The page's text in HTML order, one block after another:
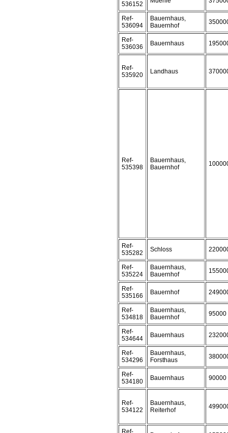
536152
Ref-
536094
Bauernhaus,
Bauernhof
Ref-
536036
Bauernhaus
Ref-
535920
Landhaus
Ref-
535398
Bauernhaus,
Bauernhof
Ref-
535282
Schloss
Ref-
535224
Bauernhaus,
Bauernhof
Ref-
535166
Bauernhof
Ref-
534818
Bauernhaus,
Bauernhof
95000
Ref-
534644
Bauernhaus
Ref-
534296
Bauernhaus,
Forsthaus
Ref-
534180
Bauernhaus 90000
Ref-
534122
Bauernhaus,
Reiterhof
Ref-